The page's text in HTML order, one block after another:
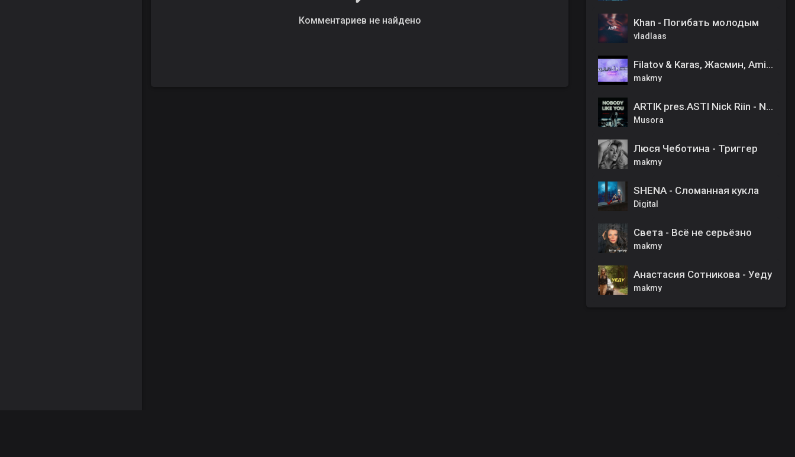
Комментариев не найдено Khan - Погибать молодым
vladlaas
Filatov & Karas, Жасмин, Amirchik - ДА!
makmy
ARTIK pres.ASTI Nick Riin - Nobody Like You
Musora
Люся Чеботина - Триггер
makmy
SHENA - Сломанная кукла
Digital
Света - Всё не серьёзно
makmy
Анастасия Сотникова - Уеду
makmy